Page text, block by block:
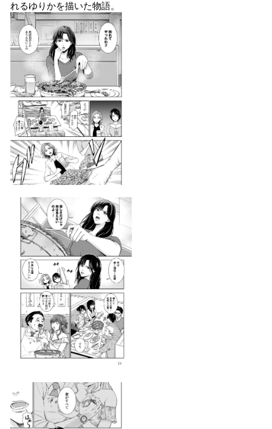
れるゆりかを描いた物語。